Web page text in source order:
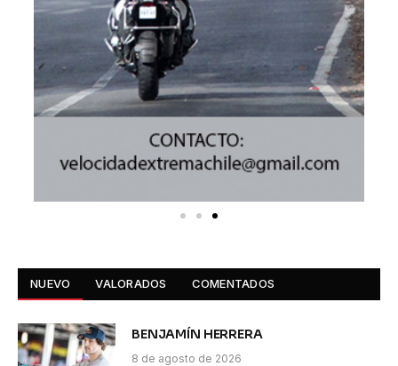
NUEVO VALORADOS COMENTADOS
BENJAMÍN HERRERA
8 de agosto de 2026